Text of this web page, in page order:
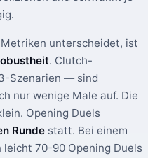
unterscheidet, ist
. Clutch-
Szenarien — sind
nur wenige Male auf. Die
Opening Duels
Runde statt. Bei einem
70-90 Opening Duels